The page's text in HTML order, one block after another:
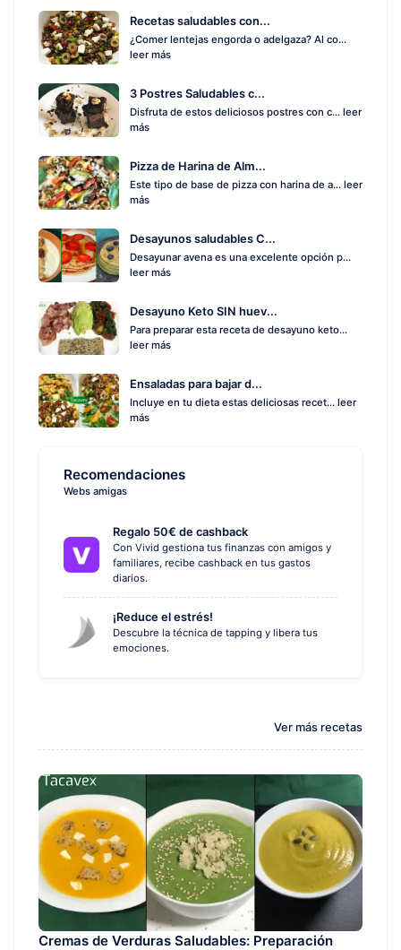
Recetas saludables con...
¿Comer lentejas engorda o adelgaza? Al co...
leer más
3 Postres Saludables c...
Disfruta de estos deliciosos postres con c... leer
más
Pizza de Harina de Alm...
Este tipo de base de pizza con harina de a... leer
más
Desayunos saludables C...
Desayunar avena es una excelente opción p...
leer más
Desayuno Keto SIN huev...
Para preparar esta receta de desayuno keto...
leer más
Ensaladas para bajar d...
Incluye en tu dieta estas deliciosas recet... leer
más
Recomendaciones
Webs amigas
Regalo 50€ de cashback
Con Vivid gestiona tus finanzas con amigos y
familiares, recibe cashback en tus gastos
diarios.
¡Reduce el estrés!
Descubre la técnica de tapping y libera tus
emociones.
Ver más recetas
Cremas de Verduras Saludables: Preparación